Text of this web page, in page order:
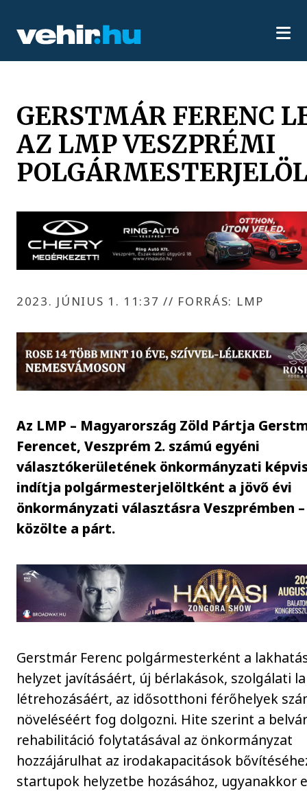
GERSTMÁR FERENC
AZ LMP VESZPRÉMI
2023. JÚNIUS 1. 11:37// FORRÁS: LMP
Az LMP – Magyarország Zöld Pártja
Ferencet, Veszprém 2. számú egyéni
választókerületének önkormányzati
indítja polgármesterjelöltként a jövő évi
önkormányzati választásra Veszprémben –
közölte a párt.
Gerstmár Ferenc polgármesterként a
helyzet javításáért, új bérlakások, szolgálati
létrehozásáért, az idősotthoni férőhelyek
növeléséért fog dolgozni. Hite szerint a
rehabilitáció folytatásával az önkormányzat
hozzájárulhat az irodakapacitások
startupok helyzetbe hozásához, ugyanakkor